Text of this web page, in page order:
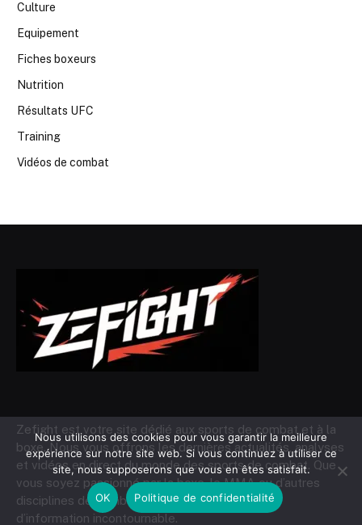
Culture
Equipement
Fiches boxeurs
Nutrition
Résultats UFC
Training
Vidéos de combat
Zefight est votre site dédié aux sports de combat et à la
boxe. Nous vous offrons les dernières actualités, analyses
et vidéos en direct du monde des sports de combat. Que
vous soyez passionné par la boxe, le MMA ou d’autres
disciplines de combat, Zefight est votre source
d’information incontournable.
Nous utilisons des cookies pour vous garantir la meilleure
expérience sur notre site web. Si vous continuez à utiliser ce
site, nous supposerons que vous en êtes satisfait.
OK Politique de confidentialité